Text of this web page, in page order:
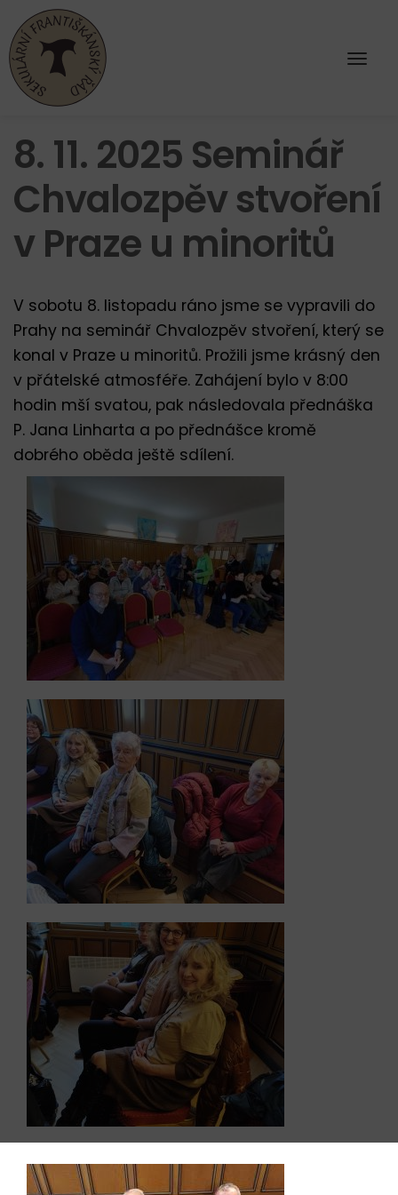
8. 11. 2025 Seminář
Chvalozpěv stvoření
v Praze u minoritů
V sobotu 8. listopadu ráno jsme se vypravili do
Prahy na seminář Chvalozpěv stvoření, který se
konal v Praze u minoritů. Prožili jsme krásný den
v přátelské atmosféře. Zahájení bylo v 8:00
hodin mší svatou, pak následovala přednáška
P. Jana Linharta a po přednášce kromě
dobrého oběda ještě sdílení.